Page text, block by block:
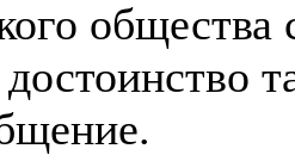
общества